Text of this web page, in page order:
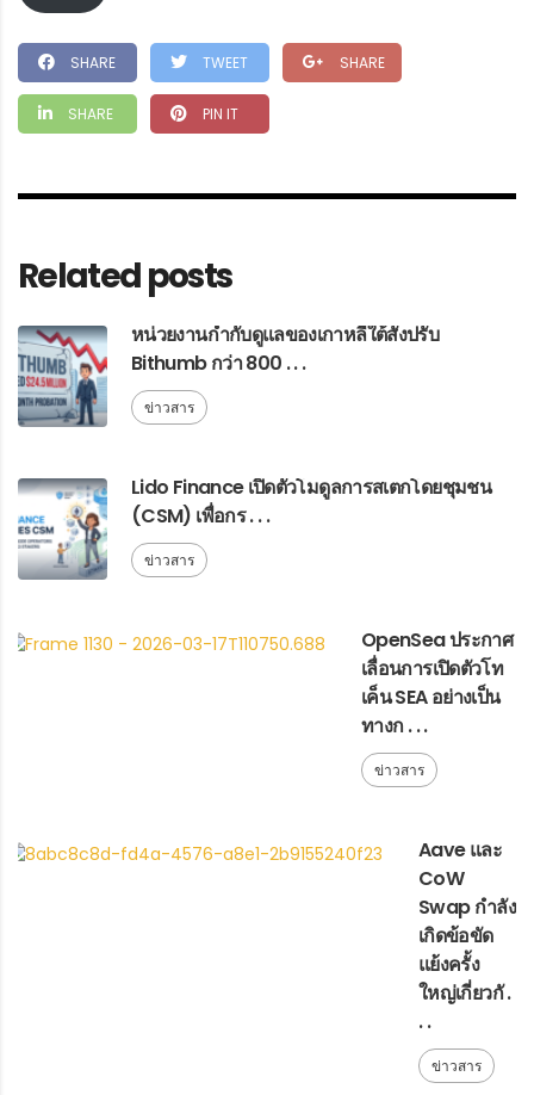
SHARE TWEET SHARE
SHARE PIN IT
Related posts
หน่วยงานกำกับดูแลของเกาหลีใต้สั่งปรับ
Bithumb กว่า 800 . . .
ข่าวสาร
Lido Finance เปิดตัวโมดูลการสเตกโดยชุมชน
(CSM) เพื่อกร . . .
ข่าวสาร
OpenSea ประกาศ
เลื่อนการเปิดตัวโท
เค็น SEA อย่างเป็น
ทางก . . .
ข่าวสาร
Aave และ
CoW
Swap กำลัง
เกิดข้อขัด
แย้งครั้ง
ใหญ่เกี่ยวกั .
. .
ข่าวสาร